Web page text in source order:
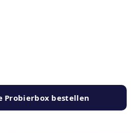
Probierbox bestellen